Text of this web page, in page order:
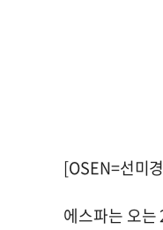
[OSEN=선미
에스파는 오는